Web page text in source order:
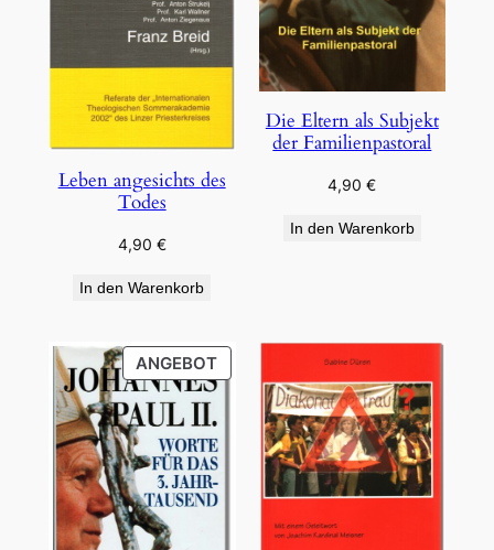
Leben angesichts des
Todes
4,90 €
In den Warenkorb
Die Eltern als Subjekt
der Familienpastoral
4,90€
In den Warenkorb
ANGEBOTPRODUKT
IM
ANGEBOT